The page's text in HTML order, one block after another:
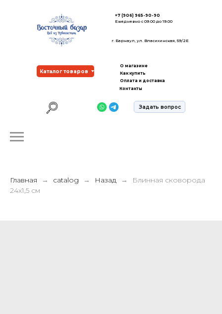
+7 (906) 965-90-90
Ежедневно с 09.00 до 19.00
г. Барнаул, ул. Власихинская, 59/2Е
Каталог товаров
Задать вопрос
О магазине
Как купить
Оплата и доставка
Контакты
Главная catalog Назад
Блинная сковорода
24х1,5 см